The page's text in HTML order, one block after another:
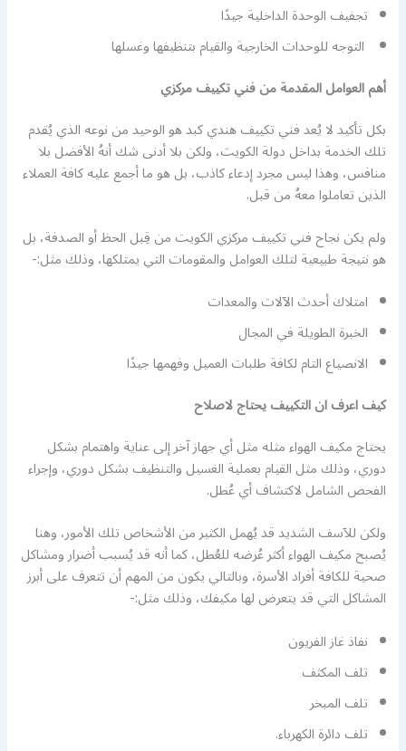
تجفيف الوحدة الداخلية جيدًا
التوجه للوحدات الخارجية والقيام بتنظيفها وغسلها
أهم العوامل المقدمة من فني تكييف مركزي
بكل تأكيد لا يُعد فني تكييف هندي كبد هو الوحيد من نوعه الذي يُقدم
تلك الخدمة بداخل دولة الكويت، ولكن بلا أدنى شك أنهُ الأفضل بلا
منافس، وهذا ليس مجرد إدعاء كاذب، بل هو ما أجمع عليه كافة العملاء
الذين تعاملوا معهُ من قبل.
ولم يكن نجاح فني تكييف مركزي الكويت من قِبل الحظ أو الصدفة، بل
هو نتيجة طبيعية لتلك العوامل والمقومات التي يمتلكها، وذلك مثل:-
امتلاك أحدث الآلات والمعدات
الخبرة الطويلة في المجال
الانصياع التام لكافة طلبات العميل وفهمها جيدًا
كيف اعرف ان التكييف يحتاج لاصلاح
يحتاج مكيف الهواء مثله مثل أي جهاز آخر إلى عناية واهتمام بشكل
دوري، وذلك مثل القيام بعملية الغسيل والتنظيف بشكل دوري، وإجراء
الفحص الشامل لاكتشاف أي عُطل.
ولكن للآسف الشديد قد يُهمل الكثير من الأشخاص تلك الأمور، وهنا
يُصبح مكيف الهواء أكثر عُرضه للعُطل، كما أنه قد يُسبب أضرار ومشاكل
صحية للكافة أفراد الأسرة، وبالتالي يكون من المهم أن تتعرف على أبرز
المشاكل التي قد يتعرض لها مكيفك، وذلك مثل:-
نفاذ غاز الفريون
تلف المكثف
تلف المبخر
تلف دائرة الكهرباء.